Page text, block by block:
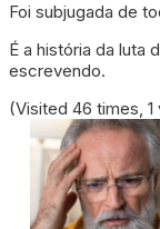
Foi subjugada de
É a história da luta
escrevendo.
(Visited 46 times, 1